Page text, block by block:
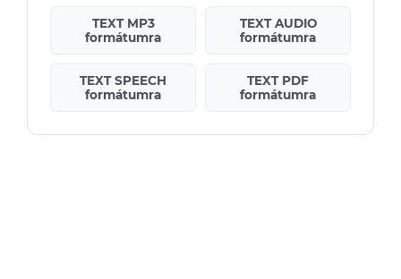
TEXT MP3
formátumra
TEXT AUDIO
formátumra
TEXT SPEECH
formátumra
TEXT PDF
formátumra